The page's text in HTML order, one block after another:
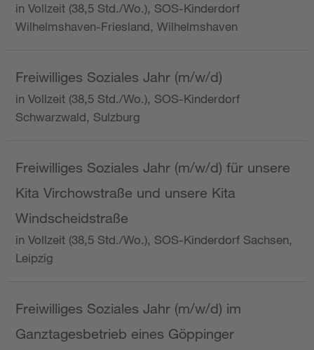
in Vollzeit (38,5 Std./Wo.), SOS-Kinderdorf
Wilhelmshaven-Friesland, Wilhelmshaven
Freiwilliges Soziales Jahr (m/w/d)
in Vollzeit (38,5 Std./Wo.), SOS-Kinderdorf
Schwarzwald, Sulzburg
Freiwilliges Soziales Jahr (m/w/d) für unsere
Kita Virchowstraße und unsere Kita
Windscheidstraße
in Vollzeit (38,5 Std./Wo.), SOS-Kinderdorf Sachsen,
Leipzig
Freiwilliges Soziales Jahr (m/w/d) im
Ganztagesbetrieb eines Göppinger